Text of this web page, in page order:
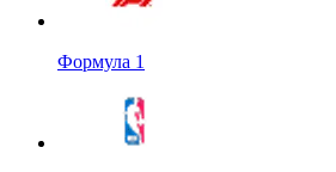
Формула 1